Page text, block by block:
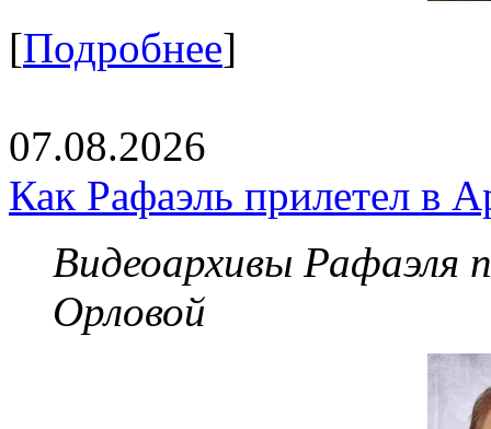
[Подробнее]
07.08.2026
Как Рафаэль прилетел в
Видеоархивы Рафаэля
Орловой